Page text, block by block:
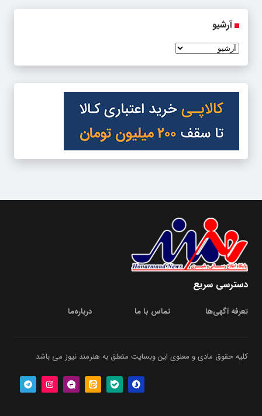
آرشیو
دسترسی سریع
تعرفه آگهی‌ها تماس با ما درباره‌‌ما
کلیه حقوق مادی و معنوی این وبسایت متعلق به هنرمند نیوز می باشد